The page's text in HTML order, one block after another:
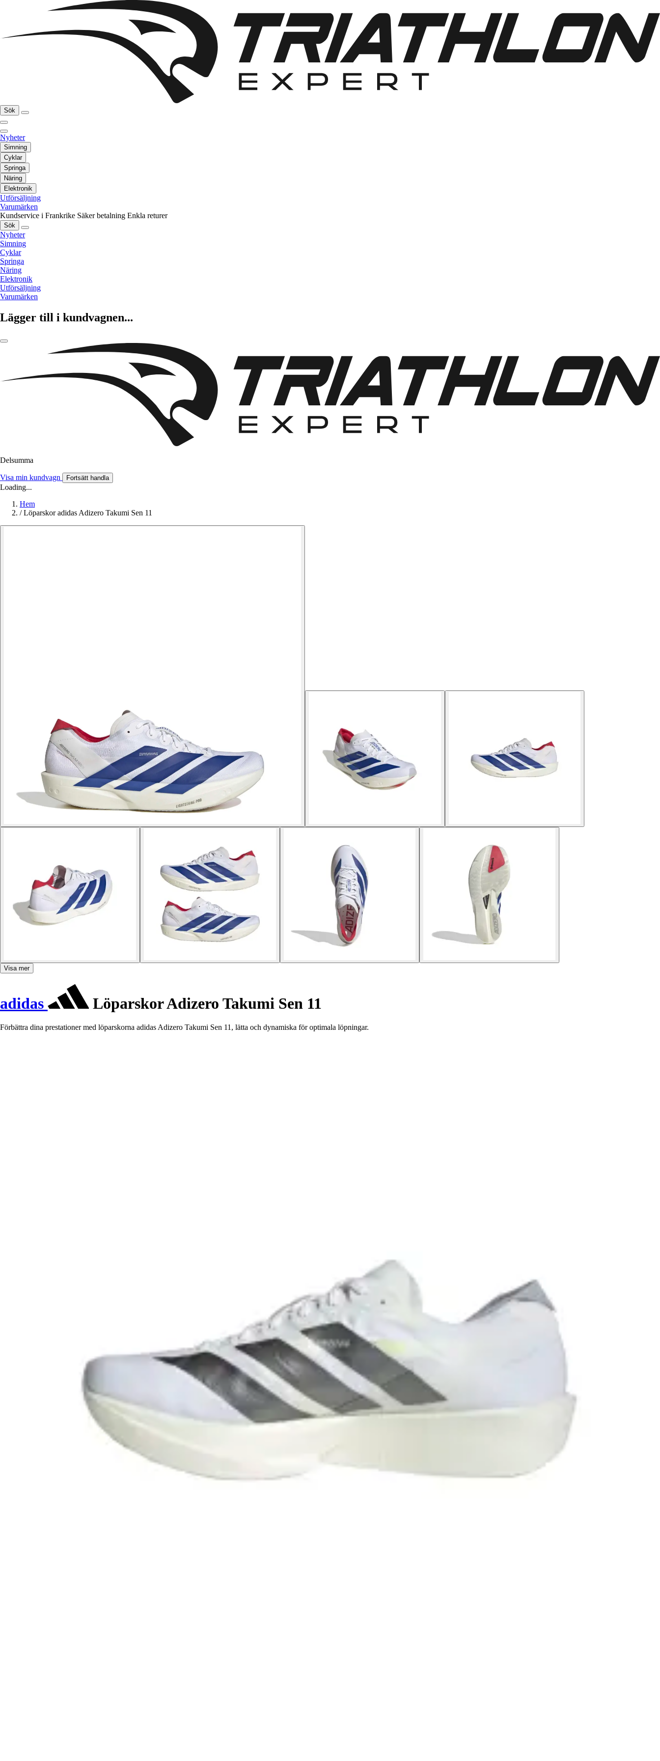
Sök
Nyheter
Simning
Cyklar
Springa
Näring
Elektronik
Utförsäljning
Varumärken
Kundservice i Frankrike Säker betalning Enkla returer
Sök
Nyheter
Simning
Cyklar
Springa
Näring
Elektronik
Utförsäljning
Varumärken
Lägger till i kundvagnen...
Delsumma
Visa min kundvagn Fortsätt handla
Loading...
Hem
/ Löparskor adidas Adizero Takumi Sen 11
Visa mer
adidas Löparskor Adizero Takumi Sen 11
Förbättra dina prestationer med löparskorna adidas Adizero Takumi Sen 11, lätta och dynamiska för optimala löpningar.